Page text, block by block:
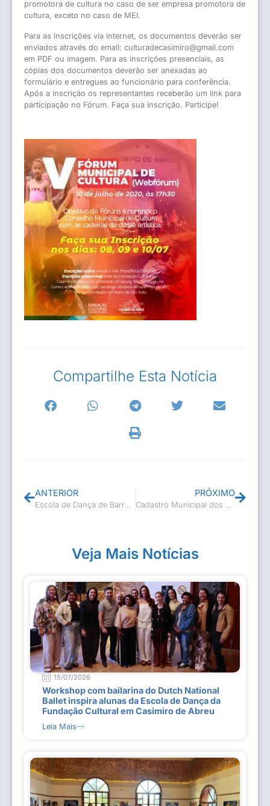
promotora de cultura no caso de ser empresa promotora de
cultura, exceto no caso de MEI.
Para as inscrições via internet, os documentos deverão ser
enviados através do email: culturadecasimiro@gmail.com
em PDF ou imagem. Para as inscrições presenciais, as
cópias dos documentos deverão ser anexadas ao
formulário e entregues ao funcionário para conferência.
Após a inscrição os representantes receberão um link para
participação no Fórum. Faça sua inscrição. Participe!
Compartilhe Esta Notícia
ANTERIOR
Escola de Dança de Barra de São João passa por reformas
PRÓXIMO
Cadastro Municipal dos Agentes Culturais
Veja Mais Notícias
15/07/2026
Workshop com bailarina do Dutch National
Ballet inspira alunas da Escola de Dança da
Fundação Cultural em Casimiro de Abreu
Leia Mais